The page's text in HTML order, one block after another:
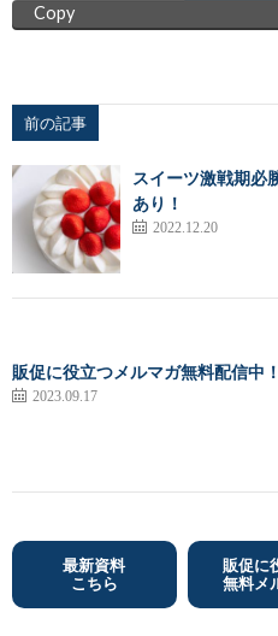
Copy
前の記事
スイーツ激戦期必
あり！
2022.12.20
販促に役立つメルマガ無料配信中！
2023.09.17
最新資料
こちら
販促に
無料メ